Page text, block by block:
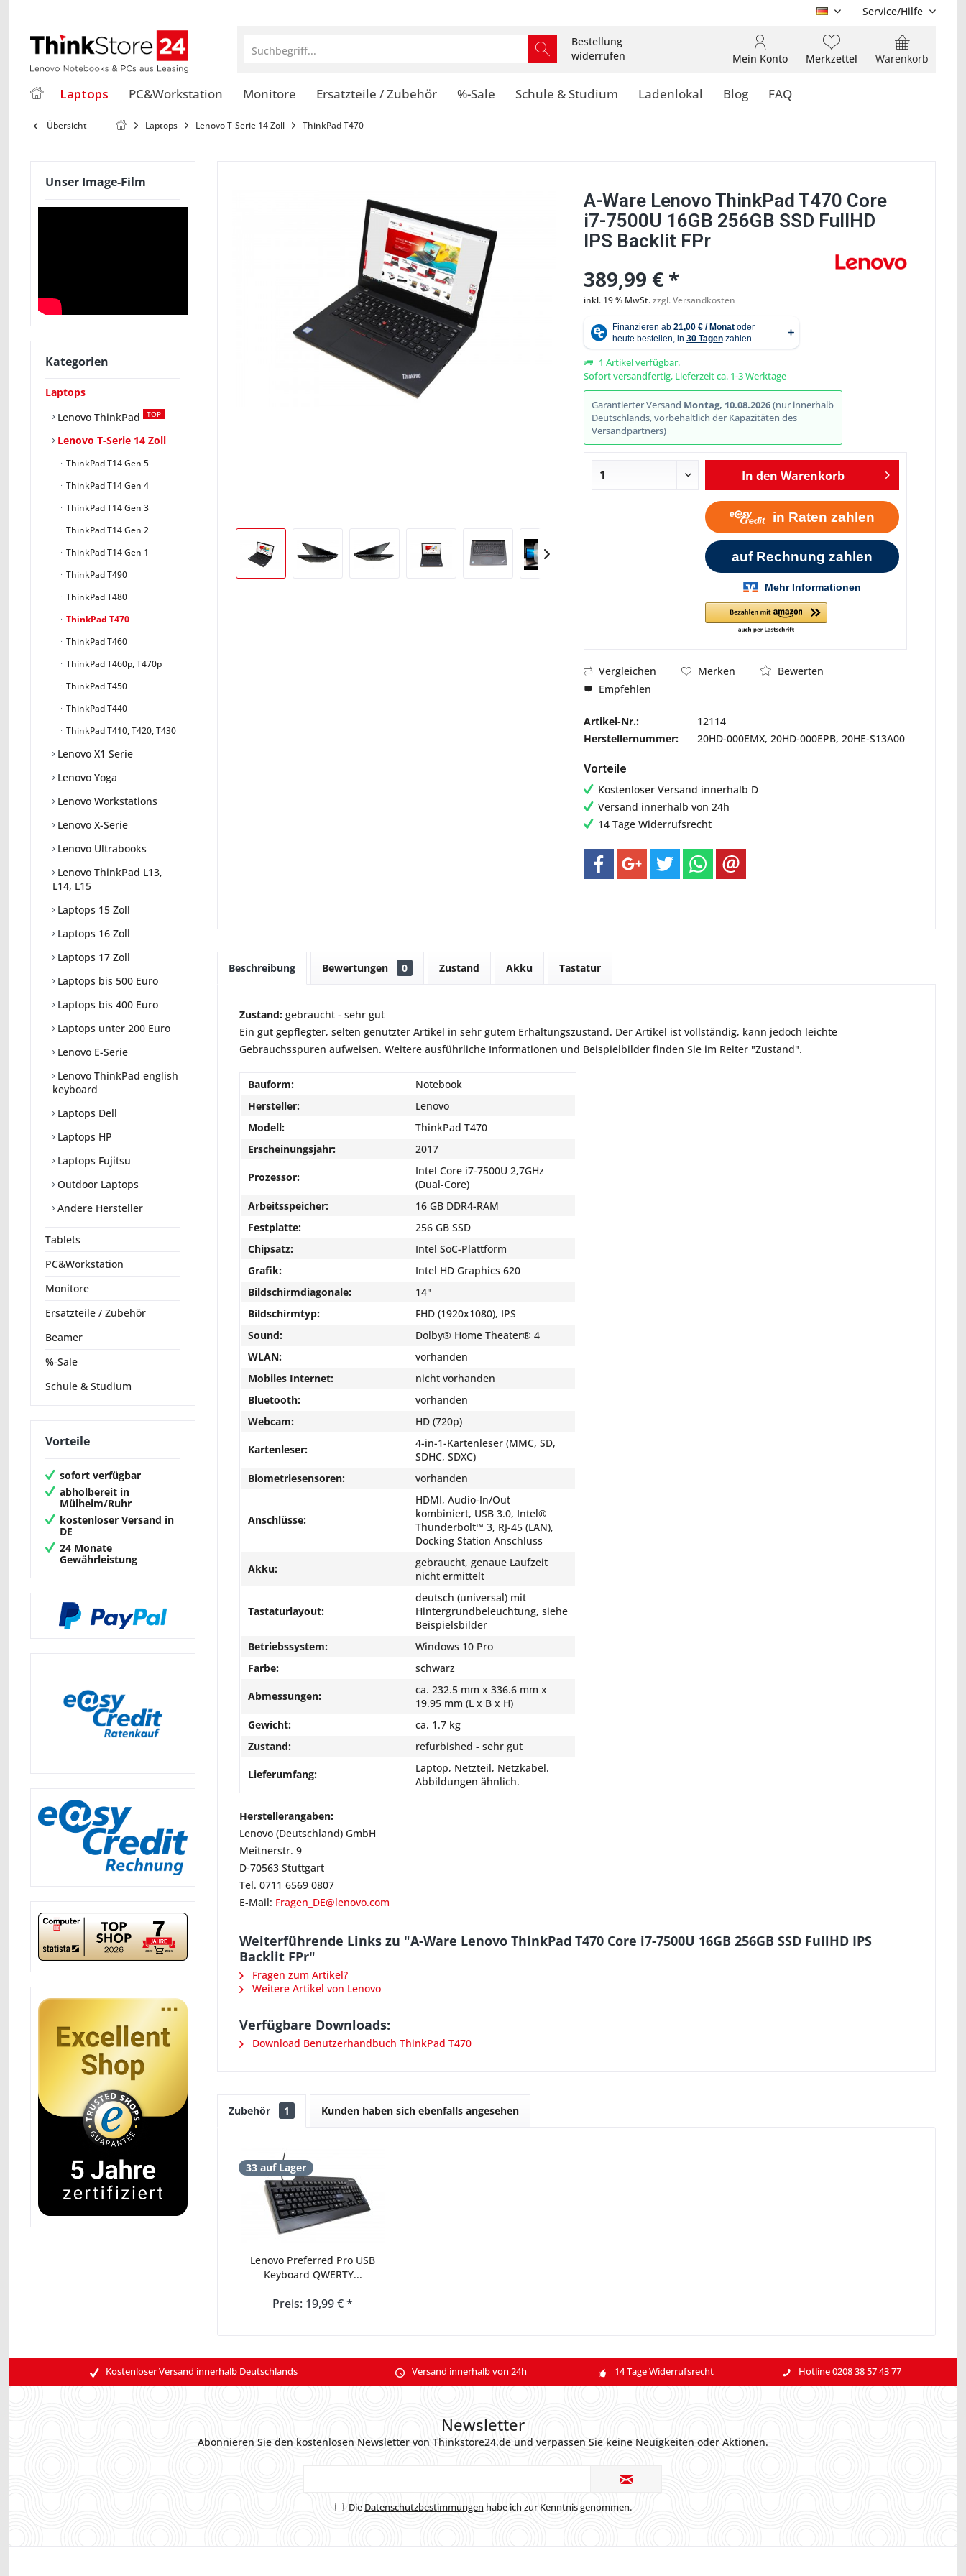
DE Service/Hilfe
Suchbegriff...
Bestellung
widerrufen
Warenkorb
Merkzettel
Mein Konto
Laptops PC&Workstation Monitore Ersatzteile / Zubehör %-Sale Schule & Studium Ladenlokal Blog FAQ
Übersicht Laptops Lenovo T-Serie 14 Zoll ThinkPad T470
Unser Image-Film
Kategorien
Laptops
Lenovo ThinkPad
TOP
Lenovo T-Serie 14 Zoll
ThinkPad T14 Gen 5
ThinkPad T14 Gen 4
ThinkPad T14 Gen 3
ThinkPad T14 Gen 2
ThinkPad T14 Gen 1
ThinkPad T490
ThinkPad T480
ThinkPad T470
ThinkPad T460
ThinkPad T460p, T470p
ThinkPad T450
ThinkPad T440
ThinkPad T410, T420, T430
Lenovo X1 Serie
Lenovo Yoga
Lenovo Workstations
Lenovo X-Serie
Lenovo Ultrabooks
Lenovo ThinkPad L13,
L14, L15
Laptops 15 Zoll
Laptops 16 Zoll
Laptops 17 Zoll
Laptops bis 500 Euro
Laptops bis 400 Euro
Laptops unter 200 Euro
Lenovo E-Serie
Lenovo ThinkPad english
keyboard
Laptops Dell
Laptops HP
Laptops Fujitsu
Outdoor Laptops
Andere Hersteller
Tablets
PC&Workstation
Monitore
Ersatzteile / Zubehör
Beamer
%-Sale
Schule & Studium
Vorteile
sofort verfügbar
abholbereit in
Mülheim/Ruhr
kostenloser Versand in
DE
24 Monate
Gewährleistung
Abbildung ähnlich
A-Ware Lenovo ThinkPad T470 Core
i7-7500U 16GB 256GB SSD FullHD
IPS Backlit FPr
389,99 € *
inkl. 19 % MwSt.zzgl. Versandkosten
1 Artikel verfügbar.
Sofort versandfertig, Lieferzeit ca. 1-3 Werktage
Garantierter Versand Montag, 10.08.2026(nur innerhalb
Deutschlands, vorbehaltlich der Kapazitäten des
Versandpartners)
In den Warenkorb
Vergleichen Merken
Bewerten
Empfehlen
Artikel-Nr.:
12114
Herstellernummer:
20HD-000EMX, 20HD-000EPB, 20HE-S13A00
Vorteile
Kostenloser Versand innerhalb D
Versand innerhalb von 24h
14 Tage Widerrufsrecht
Beschreibung Bewertungen 0 Zustand Akku Tastatur
Zustand: gebraucht - sehr gut
Ein gut gepflegter, selten genutzter Artikel in sehr gutem Erhaltungszustand. Der Artikel ist vollständig, kann jedoch leichte
Gebrauchsspuren aufweisen. Weitere ausführliche Informationen und Beispielbilder finden Sie im Reiter "Zustand".
Bauform:
Notebook
Hersteller:
Lenovo
Modell:
ThinkPad T470
Erscheinungsjahr:
2017
Prozessor:
Intel Core i7-7500U 2,7GHz
(Dual-Core)
Arbeitsspeicher:
16 GB DDR4-RAM
Festplatte:
256 GB SSD
Chipsatz:
Intel SoC-Plattform
Grafik:
Intel HD Graphics 620
Bildschirmdiagonale:
14"
Bildschirmtyp:
FHD (1920x1080), IPS
Sound:
Dolby® Home Theater® 4
WLAN:
vorhanden
Mobiles Internet:
nicht vorhanden
Bluetooth:
vorhanden
Webcam:
HD (720p)
Kartenleser:
4-in-1-Kartenleser (MMC, SD,
SDHC, SDXC)
Biometriesensoren:
vorhanden
Anschlüsse:
HDMI, Audio-In/Out
kombiniert, USB 3.0, Intel®
Thunderbolt™ 3, RJ-45 (LAN),
Docking Station Anschluss
Akku:
gebraucht, genaue Laufzeit
nicht ermittelt
Tastaturlayout:
deutsch (universal) mit
Hintergrundbeleuchtung, siehe
Beispielsbilder
Betriebssystem:
Windows 10 Pro
Farbe:
schwarz
Abmessungen:
ca. 232.5 mm x 336.6 mm x
19.95 mm (L x B x H)
Gewicht:
ca. 1.7 kg
Zustand:
refurbished - sehr gut
Lieferumfang:
Laptop, Netzteil, Netzkabel.
Abbildungen ähnlich.
Herstellerangaben:
Lenovo (Deutschland) GmbH
Meitnerstr. 9
D-70563 Stuttgart
Tel. 0711 6569 0807
E-Mail: Fragen_DE@lenovo.com
Weiterführende Links zu "A-Ware Lenovo ThinkPad T470 Core i7-7500U 16GB 256GB SSD FullHD IPS
Backlit FPr"
Fragen zum Artikel?
Weitere Artikel von Lenovo
Verfügbare Downloads:
Download Benutzerhandbuch ThinkPad T470
Zubehör 1 Kunden haben sich ebenfalls angesehen
33 auf Lager
Lenovo Preferred Pro USB
Keyboard QWERTY...
Preis: 19,99 € *
Kostenloser Versand innerhalb Deutschlands Versand innerhalb von 24h 14 Tage Widerrufsrecht Hotline 0208 38 57 43 77
Newsletter
Abonnieren Sie den kostenlosen Newsletter von Thinkstore24.de und verpassen Sie keine Neuigkeiten oder Aktionen.
Die Datenschutzbestimmungen habe ich zur Kenntnis genommen.